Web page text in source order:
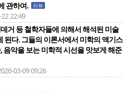
관하여. 리뷰
22:49
거 등 철학자들에 의해서 해석된 미술
된다. 그들의 이론서에서 미학의 액기스
음악을 보는 미학적 시선을 맛보게 해준
03-09 09:26